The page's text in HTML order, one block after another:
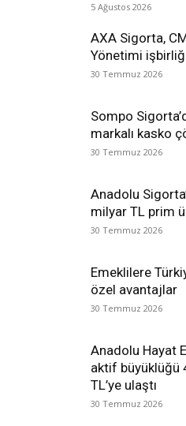
5 Ağustos 2026
AXA Sigorta,
Yönetimi
30 Temmuz 2026
Sompo
markalı kasko
30 Temmuz 2026
Anadolu
milyar TL prim
30 Temmuz 2026
Emeklilere
özel avantajlar
30 Temmuz 2026
Anadolu Hayat
aktif büyüklüğü
TL’ye ulaştı
30 Temmuz 2026